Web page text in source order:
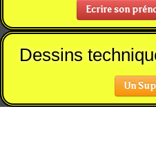
Ecrire son
Dessins
Un